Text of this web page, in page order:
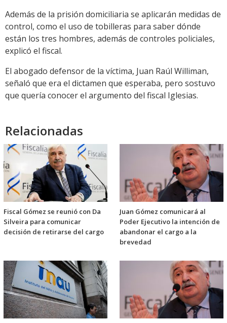
Además de la prisión domiciliaria se aplicarán medidas de
control, como el uso de tobilleras para saber dónde
están los tres hombres, además de controles policiales,
explicó el fiscal.
El abogado defensor de la víctima, Juan Raúl Williman,
señaló que era el dictamen que esperaba, pero sostuvo
que quería conocer el argumento del fiscal Iglesias.
Relacionadas
Fiscal Gómez se reunió con Da
Silveira para comunicar
decisión de retirarse del cargo
Juan Gómez comunicará al
Poder Ejecutivo la intención de
abandonar el cargo a la
brevedad